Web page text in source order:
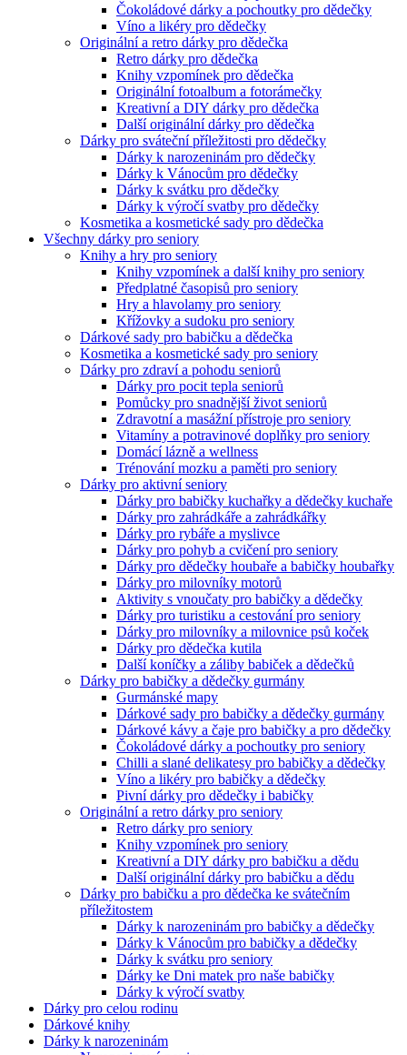
Čokoládové dárky a pochoutky pro dědečky
Víno a likéry pro dědečky
Originální a retro dárky pro dědečka
Retro dárky pro dědečka
Knihy vzpomínek pro dědečka
Originální fotoalbum a fotorámečky
Kreativní a DIY dárky pro dědečka
Další originální dárky pro dědečka
Dárky pro sváteční příležitosti pro dědečky
Dárky k narozeninám pro dědečky
Dárky k Vánocům pro dědečky
Dárky k svátku pro dědečky
Dárky k výročí svatby pro dědečky
Kosmetika a kosmetické sady pro dědečka
Všechny dárky pro seniory
Knihy a hry pro seniory
Knihy vzpomínek a další knihy pro seniory
Předplatné časopisů pro seniory
Hry a hlavolamy pro seniory
Křížovky a sudoku pro seniory
Dárkové sady pro babičku a dědečka
Kosmetika a kosmetické sady pro seniory
Dárky pro zdraví a pohodu seniorů
Dárky pro pocit tepla seniorů
Pomůcky pro snadnější život seniorů
Zdravotní a masážní přístroje pro seniory
Vitamíny a potravinové doplňky pro seniory
Domácí lázně a wellness
Trénování mozku a paměti pro seniory
Dárky pro aktivní seniory
Dárky pro babičky kuchařky a dědečky kuchaře
Dárky pro zahrádkáře a zahrádkářky
Dárky pro rybáře a myslivce
Dárky pro pohyb a cvičení pro seniory
Dárky pro dědečky houbaře a babičky houbařky
Dárky pro milovníky motorů
Aktivity s vnoučaty pro babičky a dědečky
Dárky pro turistiku a cestování pro seniory
Dárky pro milovníky a milovnice psů koček
Dárky pro dědečka kutila
Další koníčky a záliby babiček a dědečků
Dárky pro babičky a dědečky gurmány
Gurmánské mapy
Dárkové sady pro babičky a dědečky gurmány
Dárkové kávy a čaje pro babičky a pro dědečky
Čokoládové dárky a pochoutky pro seniory
Chilli a slané delikatesy pro babičky a dědečky
Víno a likéry pro babičky a dědečky
Pivní dárky pro dědečky i babičky
Originální a retro dárky pro seniory
Retro dárky pro seniory
Knihy vzpomínek pro seniory
Kreativní a DIY dárky pro babičku a dědu
Další originální dárky pro babičku a dědu
Dárky pro babičku a pro dědečka ke svátečním
příležitostem
Dárky k narozeninám pro babičky a dědečky
Dárky k Vánocům pro babičky a dědečky
Dárky k svátku pro seniory
Dárky ke Dni matek pro naše babičky
Dárky k výročí svatby
Dárky pro celou rodinu
Dárkové knihy
Dárky k narozeninám